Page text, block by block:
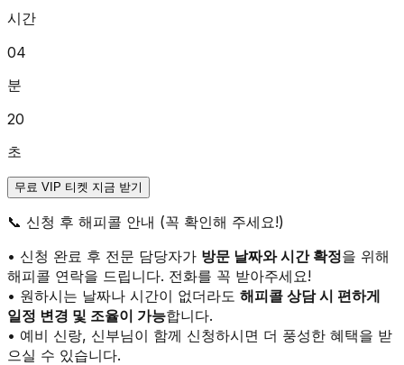
시간
04
분
20
초
무료 VIP 티켓 지금 받기
📞 신청 후 해피콜 안내 (꼭 확인해 주세요!)
• 신청 완료 후 전문 담당자가 방문 날짜와 시간 확정을 위해
해피콜 연락을 드립니다. 전화를 꼭 받아주세요!
• 원하시는 날짜나 시간이 없더라도 해피콜 상담 시 편하게
일정 변경 및 조율이 가능합니다.
• 예비 신랑, 신부님이 함께 신청하시면 더 풍성한 혜택을 받
으실 수 있습니다.